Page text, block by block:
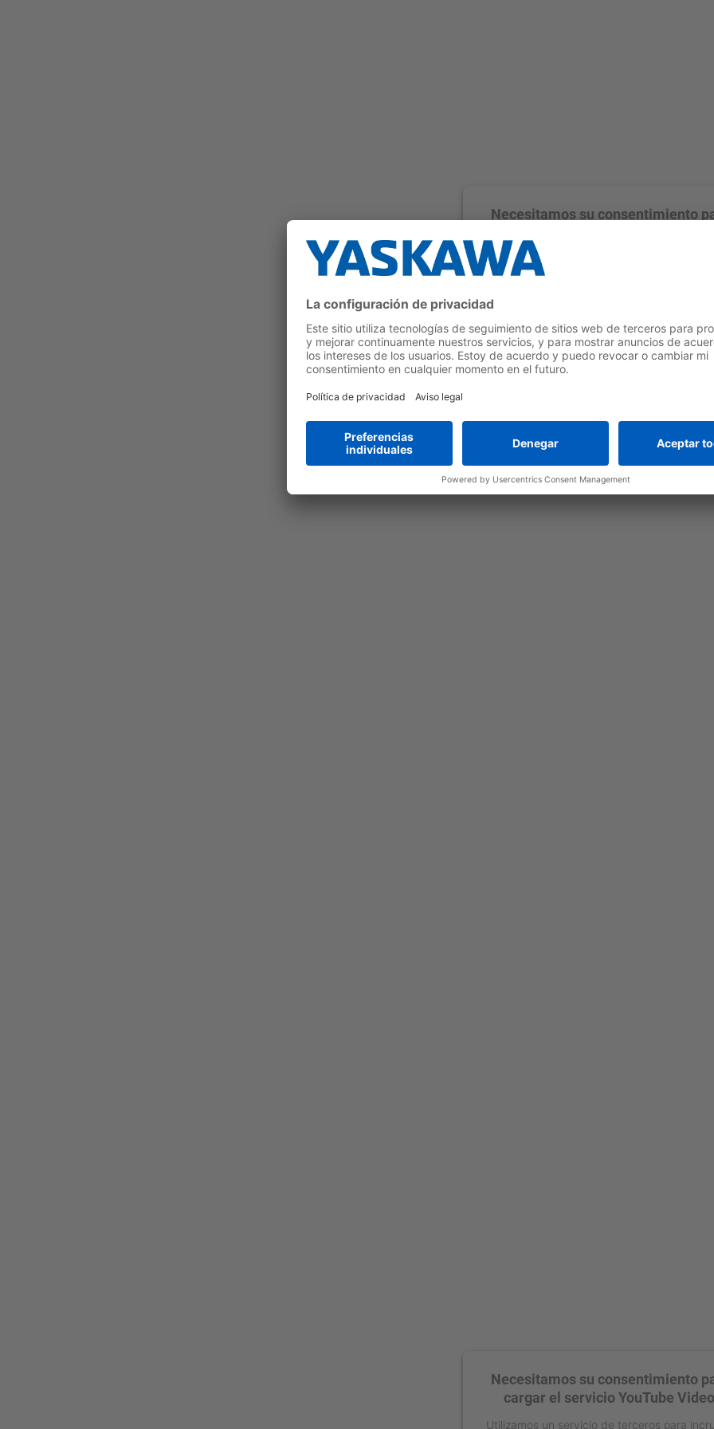
Necesitamos su consentimiento
Utilizamos un servicio de terceros para
contenido de vídeo que puede recopilar
detalles y acepte el servicio para ver este
Más información
powered byUsercentrics Consent
Necesitamos su consentimiento
cargar el servicio YouTube
Utilizamos un servicio de terceros para